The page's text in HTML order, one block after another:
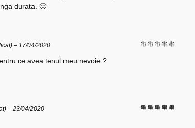
durata. 🙂
– 17/04/2020
ce avea tenul meu nevoie ?
– 23/04/2020